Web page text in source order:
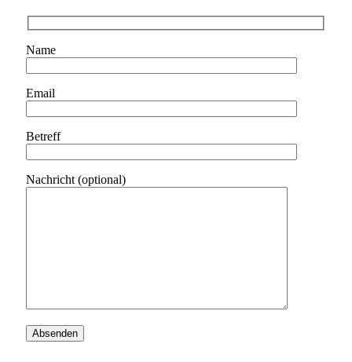
Name
Email
Betreff
Nachricht (optional)